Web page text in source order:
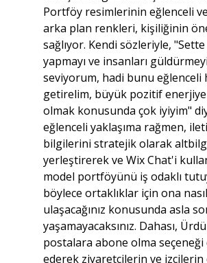
Portföy resimlerinin eğlenceli
arka plan renkleri, kişiliğinin öne
sağlıyor. Kendi sözleriyle,
yapmayı ve insanları
seviyorum, hadi bunu eğlenceli
getirelim, büyük pozitif
olmak konusunda çok iyiyim"
eğlenceli yaklaşıma rağmen,
bilgilerini stratejik olarak
yerleştirerek ve Wix Chat'i
model portföyünü iş odaklı
böylece ortaklıklar için ona nasıl
ulaşacağınız konusunda asla
yaşamayacaksınız. Dahası,
postalara abone olma seçeneği
ederek ziyaretçilerin ve izcilerin